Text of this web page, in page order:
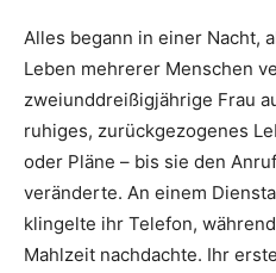
Alles begann in einer Nacht,
Leben mehrerer Menschen
zweiunddreißigjährige Frau
ruhiges, zurückgezogenes
oder Pläne – bis sie den
veränderte. An einem
klingelte ihr Telefon,
Mahlzeit nachdachte. Ihr